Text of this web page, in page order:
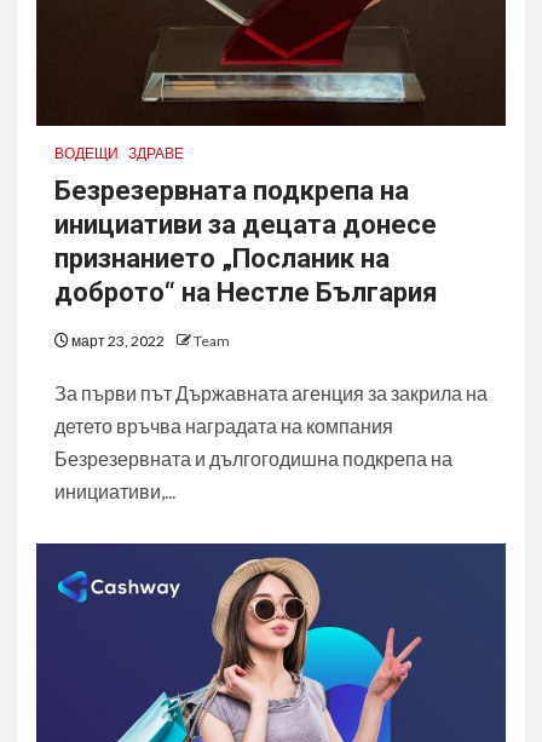
ВОДЕЩИ ЗДРАВЕ
Безрезервната подкрепа на
инициативи за децата донесе
признанието „Посланик на
доброто“ на Нестле България
март 23, 2022 Team
За първи път Държавната агенция за закрила на
детето връчва наградата на компания
Безрезервната и дългогодишна подкрепа на
инициативи,...